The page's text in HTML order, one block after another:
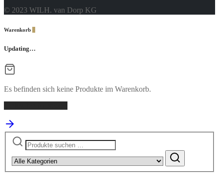
© 2023 WILH. van Dorp KG
Warenkorb
Updating…
Es befinden sich keine Produkte im Warenkorb.
Suchen
nach: